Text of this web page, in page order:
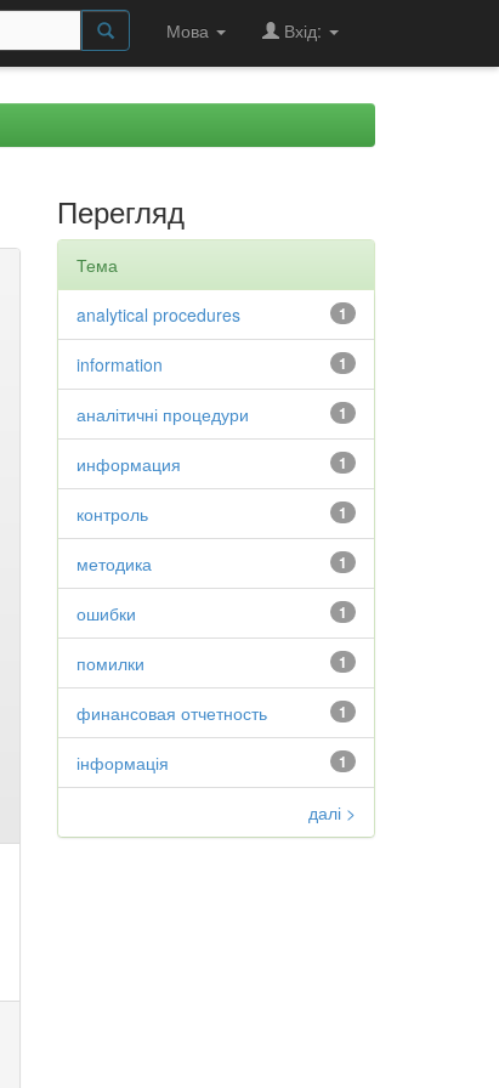
Мова Вхід:
Перегляд
Тема
1
analytical procedures
1
information
1
аналітичні процедури
1
информация
1
контроль
1
методика
1
ошибки
1
помилки
1
финансовая отчетность
1
інформація
далі >